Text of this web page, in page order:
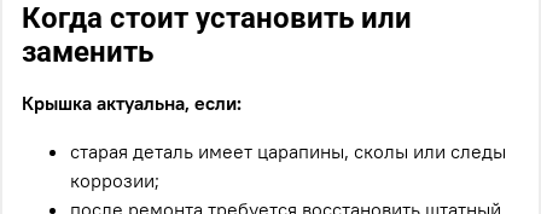
Когда стоит установить или
заменить
Крышка актуальна, если:
старая деталь имеет царапины, сколы или следы
коррозии;